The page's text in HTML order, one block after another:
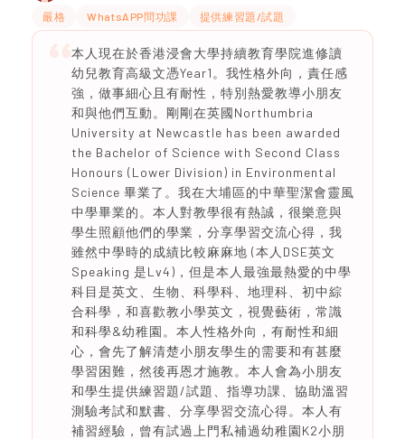
嚴格 WhatsAPP問功課 提供練習題/試題
本人現在於香港浸會大學持續教育學院進修讀
幼兒教育高級文憑Year1。我性格外向，責任感
強，做事細心且有耐性，特別熱愛教導小朋友
和與他們互動。剛剛在英國Northumbria
University at Newcastle has been awarded
the Bachelor of Science with Second Class
Honours (Lower Division) in Environmental
Science 畢業了。我在大埔區的中華聖潔會靈風
中學畢業的。本人對教學很有熱誠，很樂意與
學生照顧他們的學業，分享學習交流心得，我
雖然中學時的成績比較麻麻地 (本人DSE英文
Speaking 是Lv4)，但是本人最強最熱愛的中學
科目是英文、生物、科學科、地理科、初中綜
合科學，和喜歡教小學英文，視覺藝術，常識
和科學&幼稚園。本人性格外向，有耐性和細
心，會先了解清楚小朋友學生的需要和有甚麼
學習困難，然後再恩才施教。本人會為小朋友
和學生提供練習題/試題、指導功課、協助溫習
測驗考試和默書、分享學習交流心得。本人有
補習經驗，曾有試過上門私補過幼稚園K2小朋